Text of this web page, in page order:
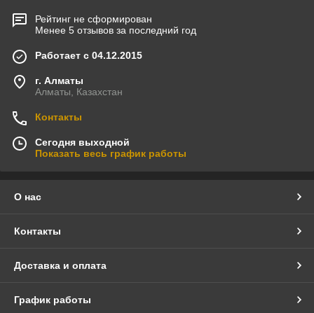
Рейтинг не сформирован
Менее 5 отзывов за последний год
Работает с 04.12.2015
г. Алматы
Алматы, Казахстан
Контакты
Сегодня выходной
Показать весь график работы
О нас
Контакты
Доставка и оплата
График работы